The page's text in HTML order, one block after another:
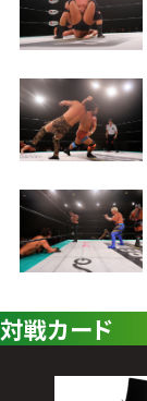
対戦カード